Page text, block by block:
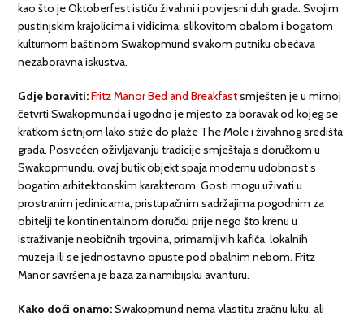
kao što je Oktoberfest ističu živahni i povijesni duh grada. Svojim
pustinjskim krajolicima i vidicima, slikovitom obalom i bogatom
kulturnom baštinom Swakopmund svakom putniku obećava
nezaboravna iskustva.
Gdje boraviti:Fritz Manor Bed and Breakfastsmješten je u mirnoj
četvrti Swakopmunda i ugodno je mjesto za boravak od kojeg se
kratkom šetnjom lako stiže do plaže The Mole i živahnog središta
grada. Posvećen oživljavanju tradicije smještaja s doručkom u
Swakopmundu, ovaj butik objekt spaja modernu udobnost s
bogatim arhitektonskim karakterom. Gosti mogu uživati u
prostranim jedinicama, pristupačnim sadržajima pogodnim za
obitelji te kontinentalnom doručku prije nego što krenu u
istraživanje neobičnih trgovina, primamljivih kafića, lokalnih
muzeja ili se jednostavno opuste pod obalnim nebom. Fritz
Manor savršena je baza za namibijsku avanturu.
Kako doći onamo:Swakopmund nema vlastitu zračnu luku, ali